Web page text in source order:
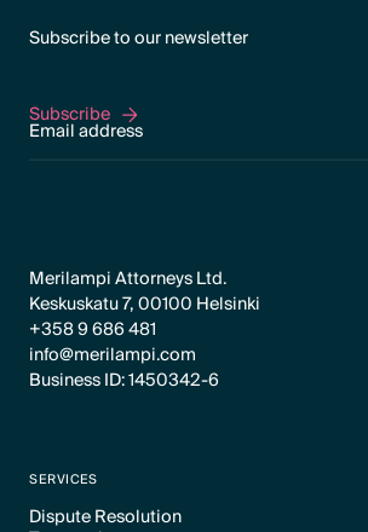
Subscribe to our newsletter
Subscribe
Subscribe
Merilampi Attorneys Ltd.
Keskuskatu 7, 00100 Helsinki
+358 9 686 481
info@merilampi.com
Business ID: 1450342-6
SERVICES
Dispute Resolution